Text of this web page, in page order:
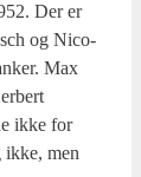
Der er
og Nico­
Max
ikke for
ikke, men